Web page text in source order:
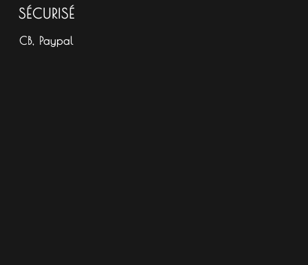
SÉCURISÉ
CB, Paypal